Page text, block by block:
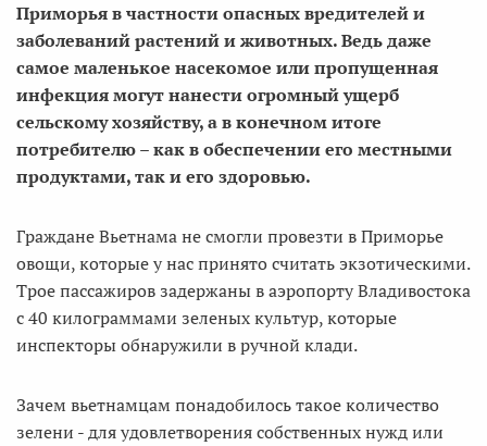
Приморья в частности опасных вредителей и
заболеваний растений и животных. Ведь даже
самое маленькое насекомое или пропущенная
инфекция могут нанести огромный ущерб
сельскому хозяйству, а в конечном итоге
потребителю – как в обеспечении его местными
продуктами, так и его здоровью.
Граждане Вьетнама не смогли провезти в Приморье
овощи, которые у нас принято считать экзотическими.
Трое пассажиров задержаны в аэропорту Владивостока
с 40 килограммами зеленых культур, которые
инспекторы обнаружили в ручной клади.
Зачем вьетнамцам понадобилось такое количество
зелени - для удовлетворения собственных нужд или